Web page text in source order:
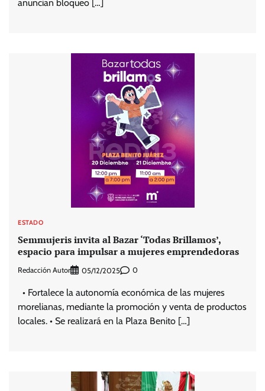
anuncian bloqueo […]
ESTADO
Semmujeris invita al Bazar ‘Todas Brillamos’,
espacio para impulsar a mujeres emprendedoras
Redacción Autor 05/12/2025 0
• Fortalece la autonomía económica de las mujeres
morelianas, mediante la promoción y venta de productos
locales. • Se realizará en la Plaza Benito […]